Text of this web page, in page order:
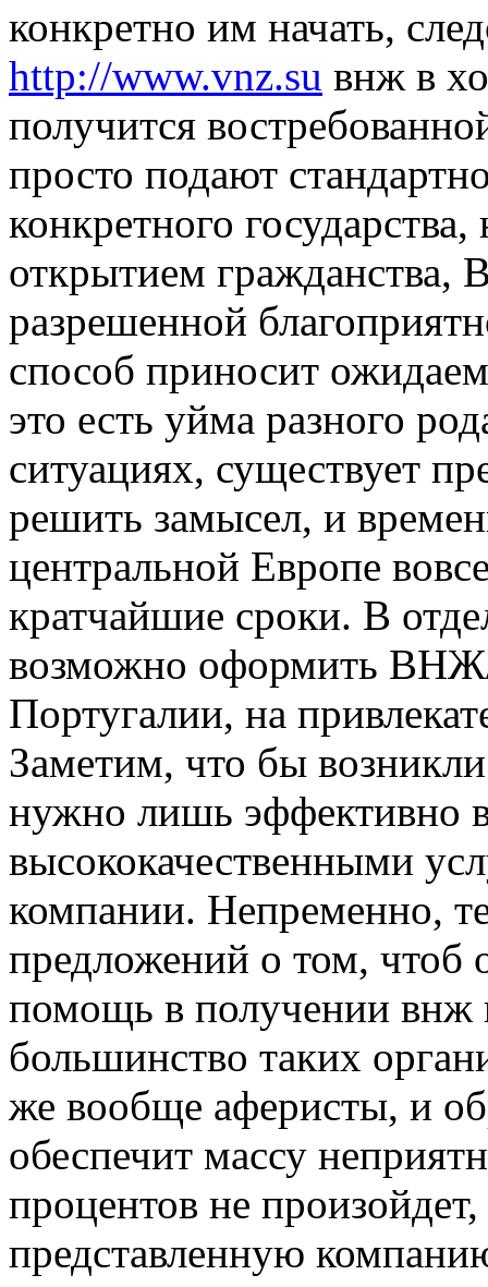
конкретно им начать,
http://www.vnz.su внж в
получится
просто подают
конкретного государства,
открытием
разрешенной
способ приносит
это есть уйма разного
ситуациях, существует
решить замысел, и
центральной Европе
кратчайшие сроки. В
возможно оформить
Португалии, на
Заметим, что бы
нужно лишь эффективно
высококачественными
компании. Непременно,
предложений о том, чтоб
помощь в получении внж
большинство таких
же вообще аферисты, и
обеспечит массу
процентов не
представленную